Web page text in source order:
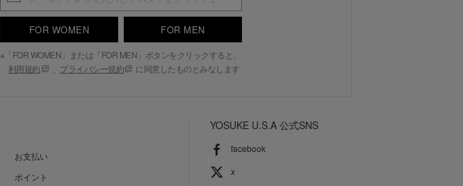
FOR WOMEN FOR MEN
※「FOR WOMEN」または「FOR MEN」ボタンをクリックすると、
利用規約
プライバシー規約 に同意したものとみなします
お支払い
ポイント
YOSUKE U.S.A 公式SNS
facebook
x